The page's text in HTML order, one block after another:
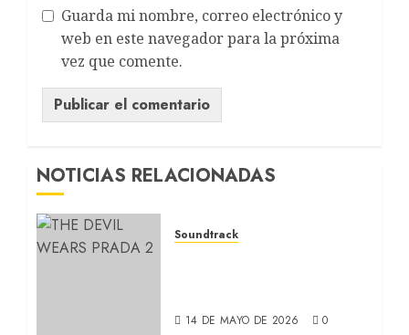
Guarda mi nombre, correo electrónico y
web en este navegador para la próxima
vez que comente.
NOTICIAS RELACIONADAS
Soundtrack
14 DE MAYO DE 2026 0